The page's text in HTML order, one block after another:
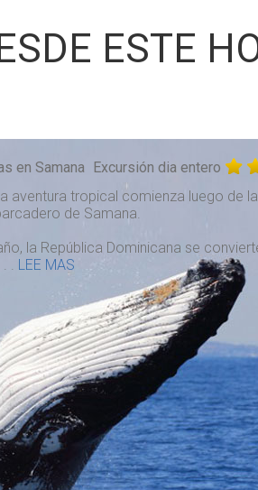
ESTE
en Samana Excursión dia entero
aventura tropical comienza luego de
de Samana.
la República Dominicana se
. LEE MAS